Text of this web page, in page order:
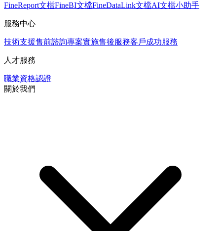
FineReport文檔FineBI文檔FineDataLink文檔AI文檔小助手
服務中心
技術支援售前諮詢專案實施售後服務客戶成功服務
人才服務
職業資格認證
關於我們